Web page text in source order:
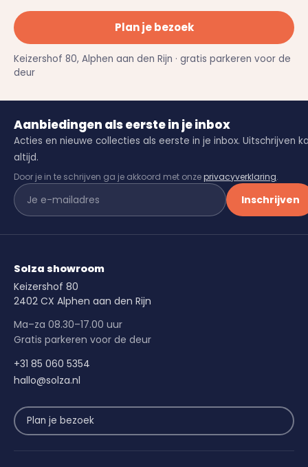
Plan je bezoek
Keizershof 80, Alphen aan den Rijn · gratis parkeren voor de
deur
Aanbiedingen als eerste in je inbox
Acties en nieuwe collecties als eerste in je inbox. Uitschrijven
altijd.
Door je in te schrijven ga je akkoord met onzeprivacyverklaring.
Inschrijven
Solza showroom
Keizershof 80
2402 CX Alphen aan den Rijn
Ma–za 08.30–17.00 uur
Gratis parkeren voor de deur
+31 85 060 5354
hallo@solza.nl
Plan je bezoek